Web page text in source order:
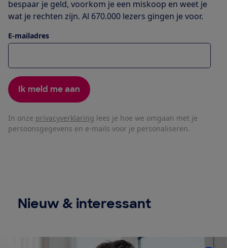
bespaar je geld, voorkom je een miskoop en weet je
wat je rechten zijn. Al 670.000 lezers gingen je voor.
E-mailadres
Ik meld me aan
In onze privacyverklaring lees je hoe we omgaan met je
persoonsgegevens en e-mails voor je personaliseren.
Nieuw & interessant